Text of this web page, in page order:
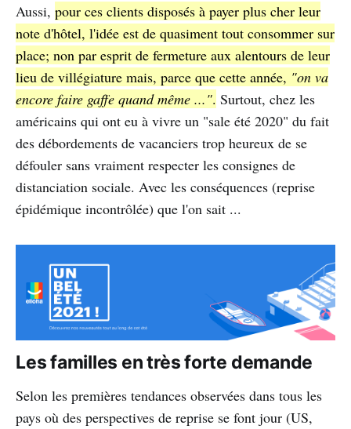
Aussi, pour ces clients disposés à payer plus cher leur
note d'hôtel, l'idée est de quasiment tout consommer sur
place; non par esprit de fermeture aux alentours de leur
lieu de villégiature mais, parce que cette année, "on va
encore faire gaffe quand même ...". Surtout, chez les
américains qui ont eu à vivre un "sale été 2020" du fait
des débordements de vacanciers trop heureux de se
défouler sans vraiment respecter les consignes de
distanciation sociale. Avec les conséquences (reprise
épidémique incontrôlée) que l'on sait ...
Les familles en très forte demande
Selon les premières tendances observées dans tous les
pays où des perspectives de reprise se font jour (US,